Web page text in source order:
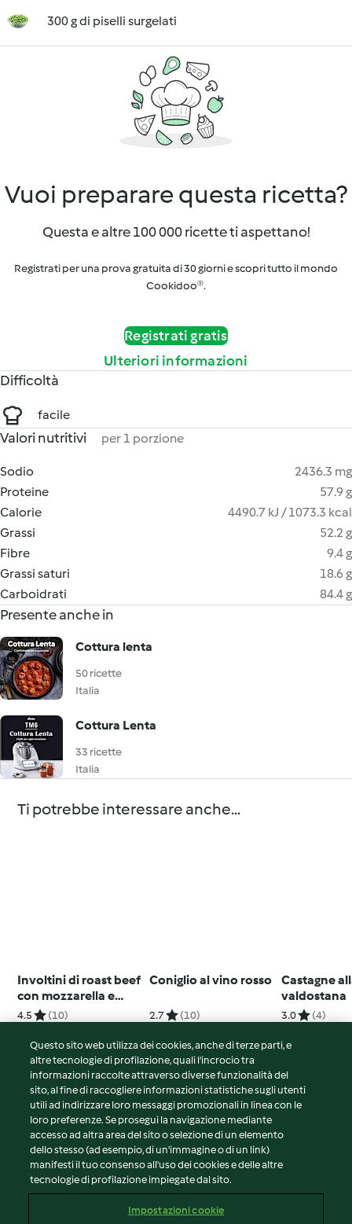
300 g di piselli surgelati
Vuoi preparare questa ricetta?
Questa e altre 100 000 ricette ti aspettano!
Registrati per una prova gratuita di 30 giorni e scopri tutto il mondo
Cookidoo®.
Registrati gratis
Ulteriori informazioni
Difficoltà
facile
Valori nutritivi per 1 porzione
Sodio
2436.3 mg
Proteine
57.9 g
Calorie
4490.7 kJ / 1073.3 kcal
Grassi
52.2 g
Fibre
9.4 g
Grassi saturi
18.6 g
Carboidrati
84.4 g
Presente anche in
Cottura lenta
50 ricette
Italia
Cottura Lenta
33 ricette
Italia
Ti potrebbe interessare anche...
Involtini di roast beef
con mozzarella e
pomodoro
4.5 (10)
Coniglio al vino rosso
2.7 (10)
Castagne
valdostana
3.0 (4)
© Copyright 2026
Termini del servizio
Informativa sulla privacy
Avvertenze generali
Note legali
Questo sito web utilizza dei cookies, anche di terze parti, e
altre tecnologie di profilazione, quali l’incrocio tra
informazioni raccolte attraverso diverse funzionalità del
sito, al fine di raccogliere informazioni statistiche sugli utenti
utili ad indirizzare loro messaggi promozionali in linea con le
loro preferenze. Se prosegui la navigazione mediante
accesso ad altra area del sito o selezione di un elemento
dello stesso (ad esempio, di un'immagine o di un link)
manifesti il tuo consenso all'uso dei cookies e delle altre
tecnologie di profilazione impiegate dal sito.
Impostazioni cookie